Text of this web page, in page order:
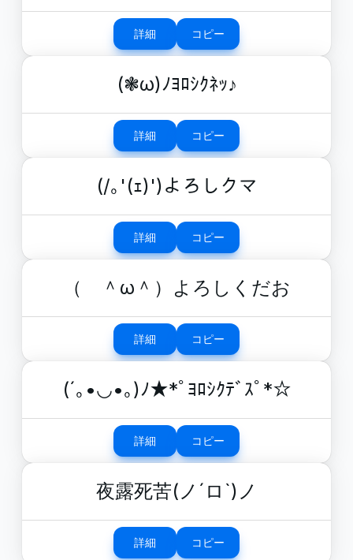
詳細 コピー
(❃ӦωӦ)ﾉﾖﾛｼｸﾈｯ♪
詳細 コピー
(/｡'(ｪ)')よろしクマ
詳細 コピー
（ ＾ω＾）よろしくだお
詳細 コピー
(´｡•◡•｡)ﾉ★*ﾟﾖﾛｼｸﾃﾞｽﾟ*☆
詳細 コピー
夜露死苦(ノ´ロ`)ノ
詳細 コピー